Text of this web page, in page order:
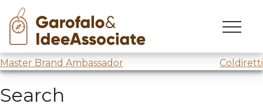
Skip
content
Film Festival
Work in progress meeting per il
Navigazione
articoli
Master Brand Ambassador Coldiretti
Search